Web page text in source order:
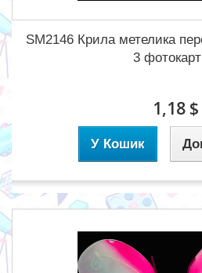
SM2146 Крила метелика
3
1,18 $
У Кошик